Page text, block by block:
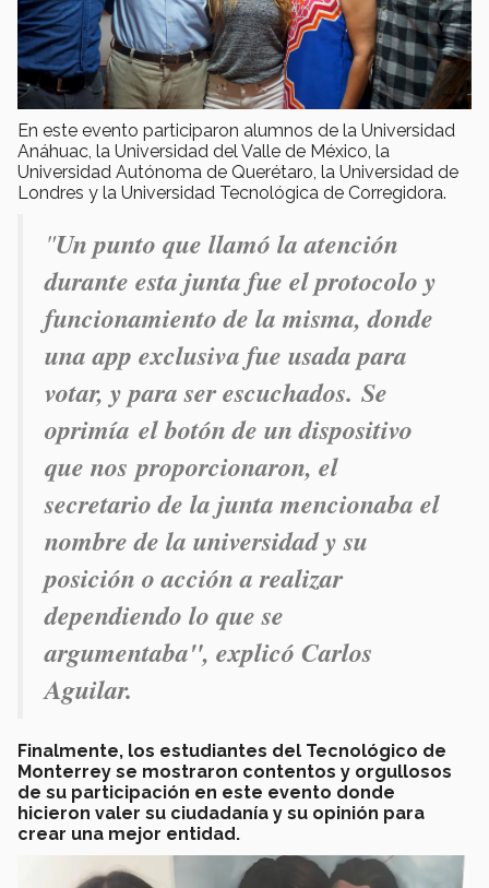
En este evento participaron alumnos de la Universidad
Anáhuac, la Universidad del Valle de México, la
Universidad Autónoma de Querétaro, la Universidad de
Londres y la Universidad Tecnológica de Corregidora.
"Un punto que llamó la atención
durante esta junta fue el protocolo y
funcionamiento de la misma, donde
una app exclusiva fue usada para
votar, y para ser escuchados. Se
oprimía el botón de un dispositivo
que nos proporcionaron, el
secretario de la junta mencionaba el
nombre de la universidad y su
posición o acción a realizar
dependiendo lo que se
argumentaba", explicó Carlos
Aguilar.
Finalmente, los estudiantes del Tecnológico de
Monterrey se mostraron contentos y orgullosos
de su participación en este evento donde
hicieron valer su ciudadanía y su opinión para
crear una mejor entidad.